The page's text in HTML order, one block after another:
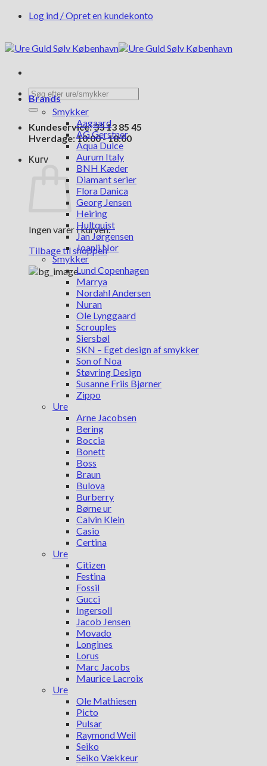
FortsætLog ind / Opret en kundekonto
Søg
efter:
Kundeservice: 33 13 85 45
Hverdage: 10:00 - 18:00
Kurv
Ingen varer i kurven.
Tilbage til shoppen
Brands
Smykker
Aagaard
AG Gerstner
Aqua Dulce
Aurum Italy
BNH Kæder
Diamant serier
Flora Danica
Georg Jensen
Heiring
Hultquist
Jan Jørgensen
Joanli Nor
Smykker
Lund Copenhagen
Marrya
Nordahl Andersen
Nuran
Ole Lynggaard
Scrouples
Siersbøl
SKN – Eget design af smykker
Son of Noa
Støvring Design
Susanne Friis Bjørner
Zippo
Ure
Arne Jacobsen
Bering
Boccia
Bonett
Boss
Braun
Bulova
Burberry
Børne ur
Calvin Klein
Casio
Certina
Ure
Citizen
Festina
Fossil
Gucci
Ingersoll
Jacob Jensen
Movado
Longines
Lorus
Marc Jacobs
Maurice Lacroix
Ure
Ole Mathiesen
Picto
Pulsar
Raymond Weil
Seiko
Seiko Vækkeur